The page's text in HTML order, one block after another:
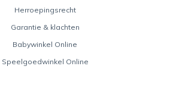
Herroepingsrecht
Garantie & klachten
Babywinkel Online
Speelgoedwinkel Online